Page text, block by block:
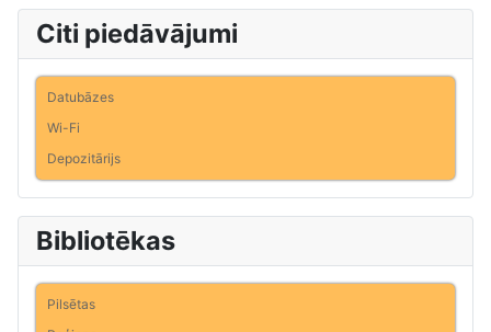
Citi piedāvājumi
Datubāzes
Wi-Fi
Depozitārijs
Bibliotēkas
Pilsētas